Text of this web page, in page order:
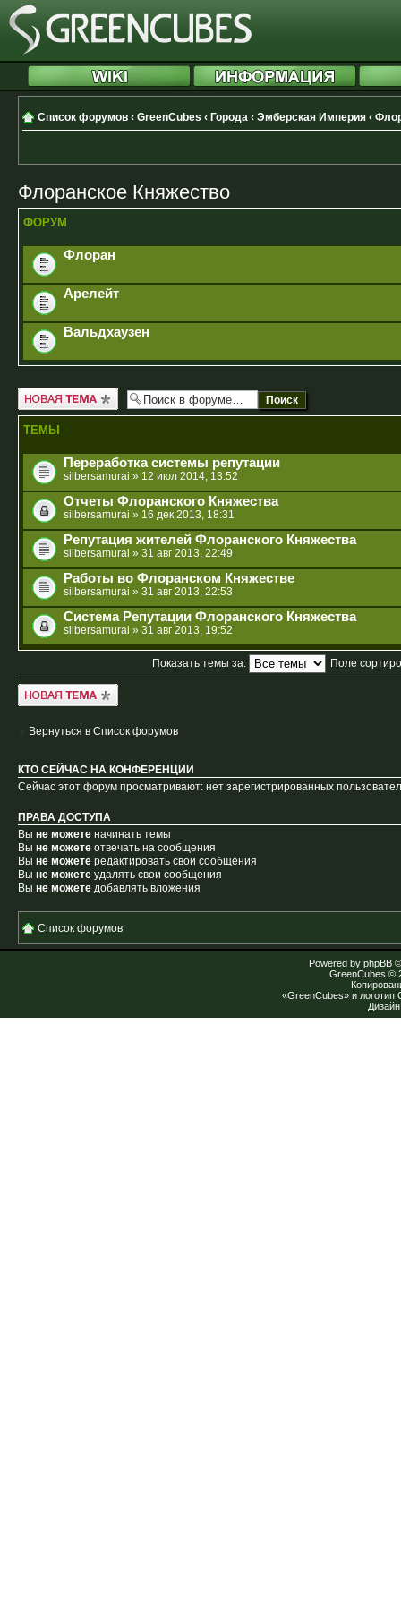
Список форумов ‹ GreenCubes ‹ Города ‹ Эмберская Империя ‹
Флоранское Княжество
ФОРУМ
Флоран
Арелейт
Вальдхаузен
Новая тема
ТЕМЫ
Переработка системы репутации
silbersamurai » 12 июл 2014, 13:52
Отчеты Флоранского Княжества
silbersamurai » 16 дек 2013, 18:31
Репутация жителей Флоранского Княжества
silbersamurai » 31 авг 2013, 22:49
Работы во Флоранском Княжестве
silbersamurai » 31 авг 2013, 22:53
Система Репутации Флоранского Княжества
silbersamurai » 31 авг 2013, 19:52
Показать темы за: Поле
Новая тема
Вернуться в Список форумов
КТО СЕЙЧАС НА КОНФЕРЕНЦИИ
Сейчас этот форум просматривают: нет зарегистрированных
ПРАВА ДОСТУПА
Вы не можете начинать темы
Вы не можете отвечать на сообщения
Вы не можете редактировать свои сообщения
Вы не можете удалять свои сообщения
Вы не можете добавлять вложения
Список форумов
Powered by phpBB
GreenCubes ©
«GreenCubes» и